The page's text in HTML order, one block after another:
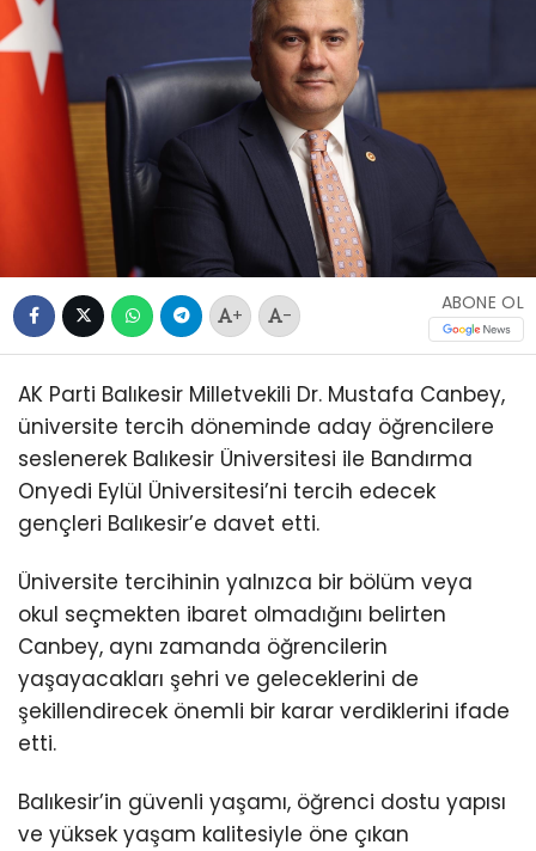
+ -
ABONE OL
AK Parti Balıkesir Milletvekili Dr. Mustafa Canbey,
üniversite tercih döneminde aday öğrencilere
seslenerek Balıkesir Üniversitesi ile Bandırma
Onyedi Eylül Üniversitesi’ni tercih edecek
gençleri Balıkesir’e davet etti.
Üniversite tercihinin yalnızca bir bölüm veya
okul seçmekten ibaret olmadığını belirten
Canbey, aynı zamanda öğrencilerin
yaşayacakları şehri ve geleceklerini de
şekillendirecek önemli bir karar verdiklerini ifade
etti.
Balıkesir’in güvenli yaşamı, öğrenci dostu yapısı
ve yüksek yaşam kalitesiyle öne çıkan